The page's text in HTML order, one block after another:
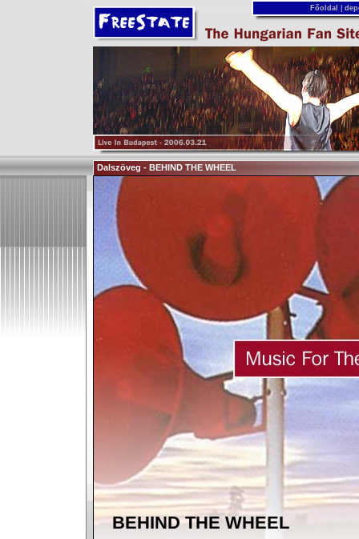
Főoldal
Dalszöveg - BEHIND THE WHEEL
BEHIND THE WHEEL